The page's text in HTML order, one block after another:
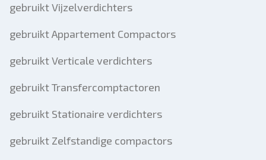
gebruikt Vijzelverdichters
gebruikt Appartement Compactors
gebruikt Verticale verdichters
gebruikt Transfercomptactoren
gebruikt Stationaire verdichters
gebruikt Zelfstandige compactors